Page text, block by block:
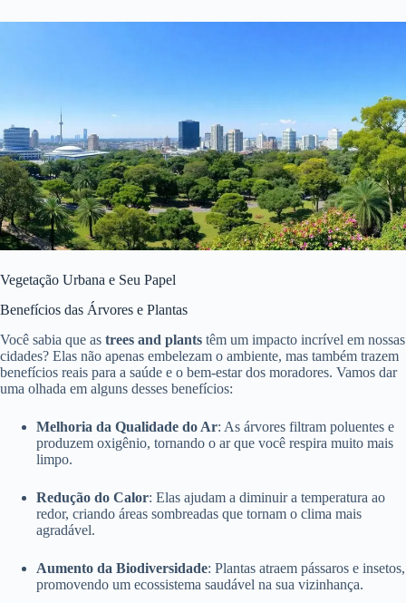
Vegetação Urbana e Seu Papel
Benefícios das Árvores e Plantas
Você sabia que as trees and plants têm um impacto incrível em nossas
cidades? Elas não apenas embelezam o ambiente, mas também trazem
benefícios reais para a saúde e o bem-estar dos moradores. Vamos dar
uma olhada em alguns desses benefícios:
Melhoria da Qualidade do Ar: As árvores filtram poluentes e
produzem oxigênio, tornando o ar que você respira muito mais
limpo.
Redução do Calor: Elas ajudam a diminuir a temperatura ao
redor, criando áreas sombreadas que tornam o clima mais
agradável.
Aumento da Biodiversidade: Plantas atraem pássaros e insetos,
promovendo um ecossistema saudável na sua vizinhança.